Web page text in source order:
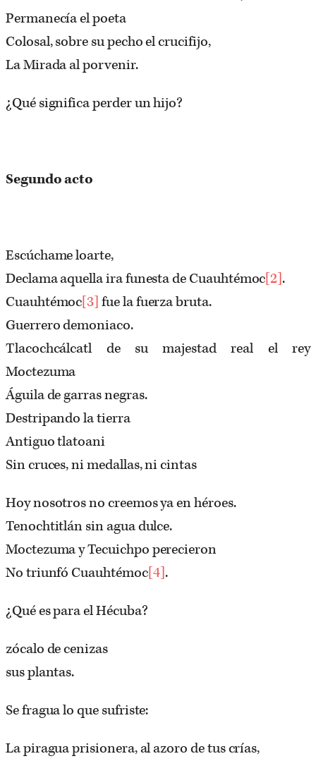
Permanecía el poeta
Colosal, sobre su pecho el crucifijo,
La Mirada al porvenir.
¿Qué significa perder un hijo?
Segundo acto
Escúchame loarte,
Declama aquella ira funesta de Cuauhtémoc[2].
Cuauhtémoc[3]fue la fuerza bruta.
Guerrero demoniaco.
Tlacochcálcatl de su majestad real el rey
Moctezuma
Águila de garras negras.
Destripando la tierra
Antiguo tlatoani
Sin cruces, ni medallas, ni cintas
Hoy nosotros no creemos ya en héroes.
Tenochtitlán sin agua dulce.
Moctezuma y Tecuichpo perecieron
No triunfó Cuauhtémoc[4].
¿Qué es para el Hécuba?
zócalo de cenizas
sus plantas.
Se fragua lo que sufriste:
La piragua prisionera, al azoro de tus crías,